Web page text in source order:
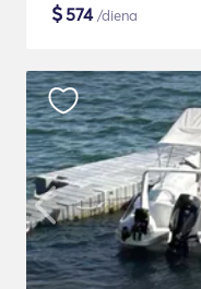
$574/diena